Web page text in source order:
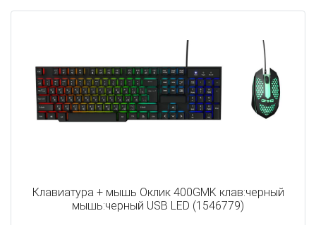
Клавиатура + мышь Оклик 400GMK клав:черный
мышь:черный USB LED (1546779)